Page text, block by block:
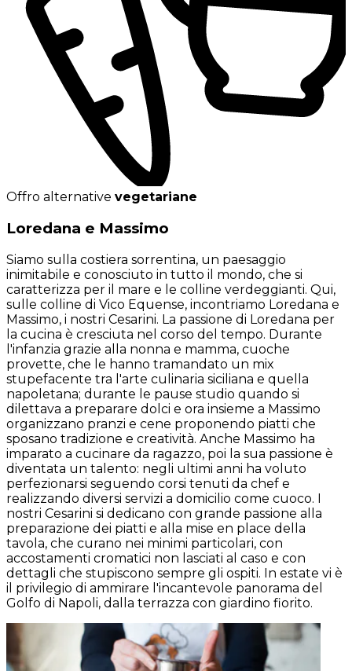
Offro alternative vegetariane
Loredana e Massimo
Siamo sulla costiera sorrentina, un paesaggio
inimitabile e conosciuto in tutto il mondo, che si
caratterizza per il mare e le colline verdeggianti. Qui,
sulle colline di Vico Equense, incontriamo Loredana e
Massimo, i nostri Cesarini. La passione di Loredana per
la cucina è cresciuta nel corso del tempo. Durante
l'infanzia grazie alla nonna e mamma, cuoche
provette, che le hanno tramandato un mix
stupefacente tra l'arte culinaria siciliana e quella
napoletana; durante le pause studio quando si
dilettava a preparare dolci e ora insieme a Massimo
organizzano pranzi e cene proponendo piatti che
sposano tradizione e creatività. Anche Massimo ha
imparato a cucinare da ragazzo, poi la sua passione è
diventata un talento: negli ultimi anni ha voluto
perfezionarsi seguendo corsi tenuti da chef e
realizzando diversi servizi a domicilio come cuoco. I
nostri Cesarini si dedicano con grande passione alla
preparazione dei piatti e alla mise en place della
tavola, che curano nei minimi particolari, con
accostamenti cromatici non lasciati al caso e con
dettagli che stupiscono sempre gli ospiti. In estate vi è
il privilegio di ammirare l'incantevole panorama del
Golfo di Napoli, dalla terrazza con giardino fiorito.